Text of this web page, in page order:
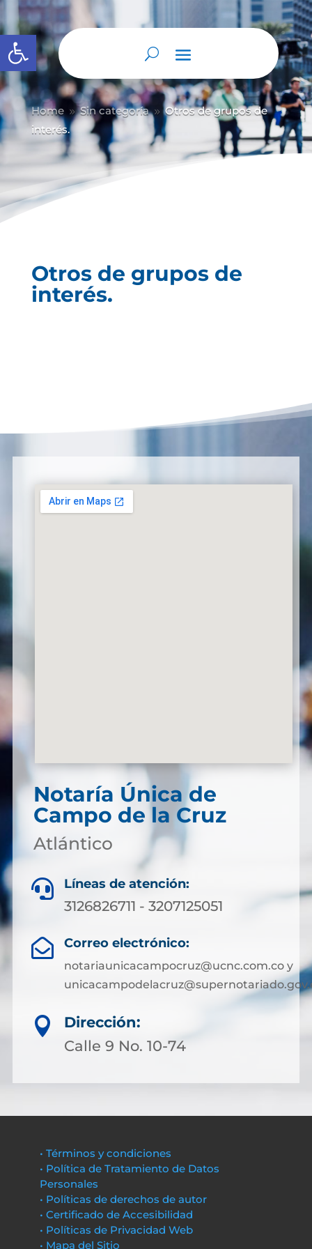
Abrir barra de herramientas
Home 9 Sin categoría 9 Otros de grupos de
interés.
Otros de grupos de
interés.
Notaría Única de
Campo de la Cruz
Atlántico
 Líneas de atención:
3126826711 - 3207125051
 Correo electrónico:
notariaunicacampocruz@ucnc.com.co y

Dirección:
Calle 9 No. 10-74
• Términos y condiciones
• Política de Tratamiento de Datos
Personales
• Políticas de derechos de autor
• Certificado de Accesibilidad
• Políticas de Privacidad Web
• Mapa del Sitio